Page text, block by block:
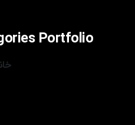
Portfolio